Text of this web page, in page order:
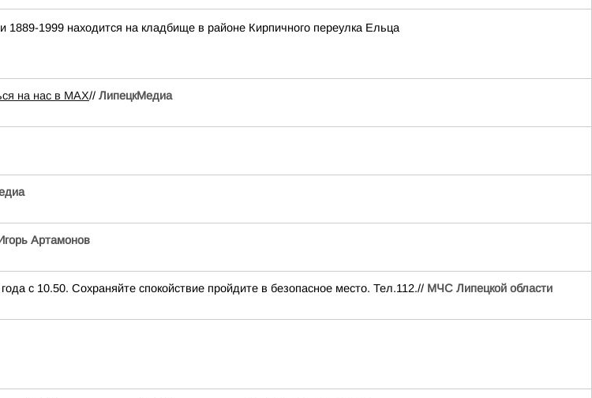
1999 находится на кладбище в районе Кирпичного переулка Ельца
на нас в МАХ// ЛипецкМедиа
Артамонов
с 10.50. Сохраняйте спокойствие пройдите в безопасное место. Тел.112.// МЧС Липецкой области